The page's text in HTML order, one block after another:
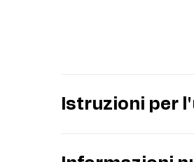
Istruzioni per